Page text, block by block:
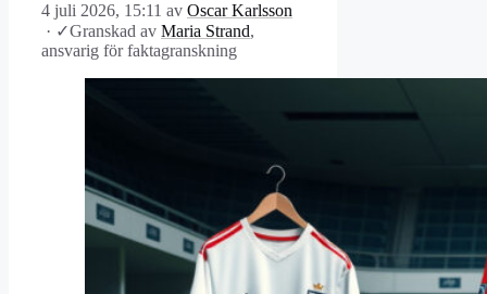
4 juli 2026, 15:11 av Oscar Karlsson
· ✓Granskad av Maria Strand,
ansvarig för faktagranskning